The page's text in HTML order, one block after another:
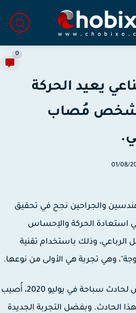
يعيد الحركة
مُصاب
01/
والجراحين نجح في تحقيق
الحركة والإحساس
وذلك باستخدام تقنية
وهي تجربة هي الأولى من نوعها.
كيث توماس، الذي تعرض لحادث سباحة في يوليو 2020، أُصيب
الحادث. وبفضل التجربة الجديدة